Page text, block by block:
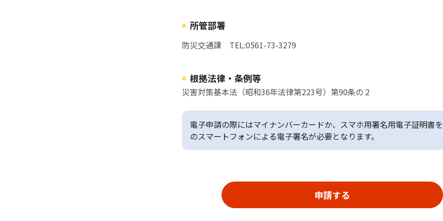
所管部署
防災交通課 TEL:0561-73-3279
根拠法律・条例等
災害対策基本法（昭和36年法律第223号）第90条の２
電子申請の際にはマイナンバーカードか、スマホ用署名用電子証明書
のスマートフォンによる電子署名が必要となります。